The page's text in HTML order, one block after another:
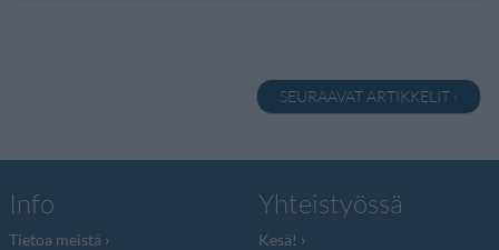
SEURAAVAT ARTIKKELIT ›
Info
Tietoa meistä
Yhteistyössä
Kesä!